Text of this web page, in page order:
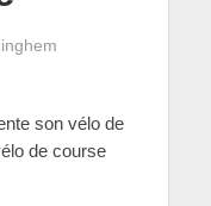
son vélo de
de course